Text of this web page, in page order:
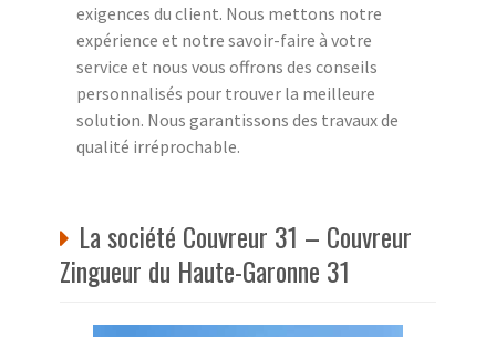
exigences du client. Nous mettons notre
expérience et notre savoir-faire à votre
service et nous vous offrons des conseils
personnalisés pour trouver la meilleure
solution. Nous garantissons des travaux de
qualité irréprochable.
La société Couvreur 31 – Couvreur
Zingueur du Haute-Garonne 31